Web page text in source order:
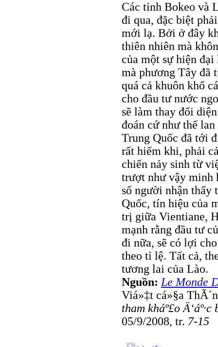
Các tỉnh Bokeo và
đi qua, đặc biệt
mới lạ. Bởi ở đây
thiên nhiên mà
của một sự hiện
mà phương Tây đã
quá cả khuôn khổ
cho đầu tư nước
sẽ làm thay đổi
đoán cứ như thế
Trung Quốc đã tới
rất hiếm khi, phải
chiến nảy sinh từ
trượt như vậy minh
số người nhận thấy
Quốc, tín hiệu của
trị giữa Vientiane,
mạnh rằng đầu tư
đi nữa, sẽ có lợi
theo tỉ lệ. Tất cả,
tương lai của Lào.
Nguồn: Le Monde
Viá»‡t cá»§a
tham kháº£o Ä‘áº·c
05/9/2008, tr. 7-15